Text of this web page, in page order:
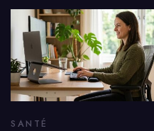
SANTÉ